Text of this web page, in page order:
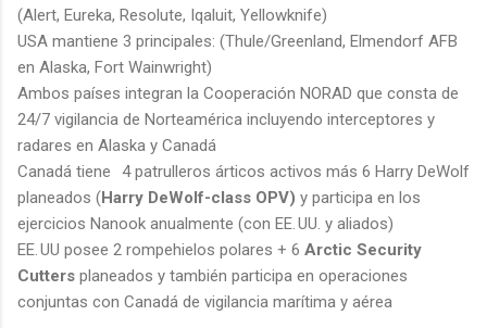
(Alert, Eureka, Resolute, Iqaluit, Yellowknife)
USA mantiene 3 principales: (Thule/Greenland, Elmendorf AFB
en Alaska, Fort Wainwright)
Ambos países integran la Cooperación NORAD que consta de
24/7 vigilancia de Norteamérica incluyendo interceptores y
radares en Alaska y Canadá
Canadá tiene
4 patrulleros árticos activos más 6 Harry DeWolf
planeados (Harry DeWolf-class OPV) y participa en los
ejercicios Nanook anualmente (con EE. UU. y aliados)
EE. UU posee 2 rompehielos polares + 6 Arctic Security
Cutters planeados y también participa en operaciones
conjuntas con Canadá de vigilancia marítima y aérea